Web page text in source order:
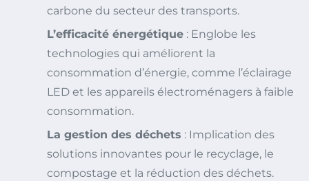
carbone du secteur des transports.
L’efficacité énergétique : Englobe les
technologies qui améliorent la
consommation d’énergie, comme l’éclairage
LED et les appareils électroménagers à faible
consommation.
La gestion des déchets : Implication des
solutions innovantes pour le recyclage, le
compostage et la réduction des déchets.